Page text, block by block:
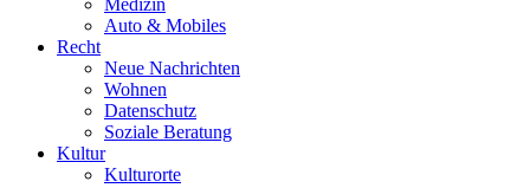
Medizin
Auto & Mobiles
Recht
Neue Nachrichten
Wohnen
Datenschutz
Soziale Beratung
Kultur
Kulturorte